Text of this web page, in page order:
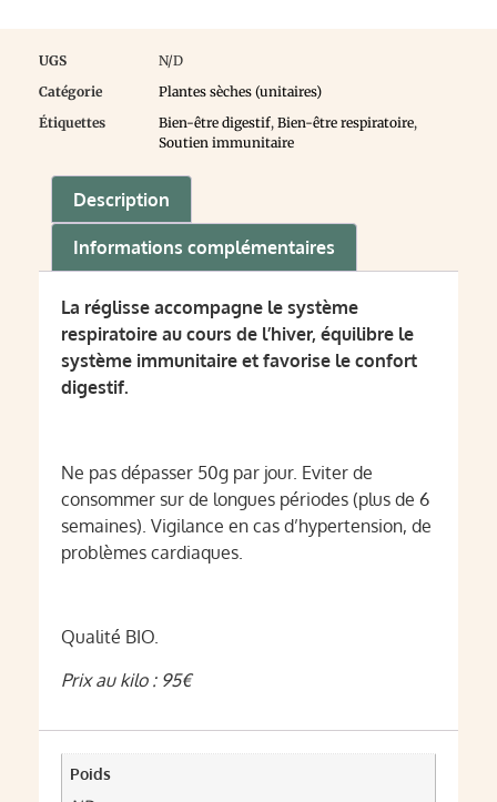
UGS
N/D
Catégorie
Plantes sèches (unitaires)
Étiquettes
Bien-être digestif, Bien-être respiratoire,
Soutien immunitaire
Description
Informations complémentaires
La réglisse accompagne le système
respiratoire au cours de l’hiver, équilibre le
système immunitaire et favorise le confort
digestif.
Ne pas dépasser 50g par jour. Eviter de
consommer sur de longues périodes (plus de 6
semaines). Vigilance en cas d’hypertension, de
problèmes cardiaques.
Qualité BIO.
Prix au kilo : 95€
Poids